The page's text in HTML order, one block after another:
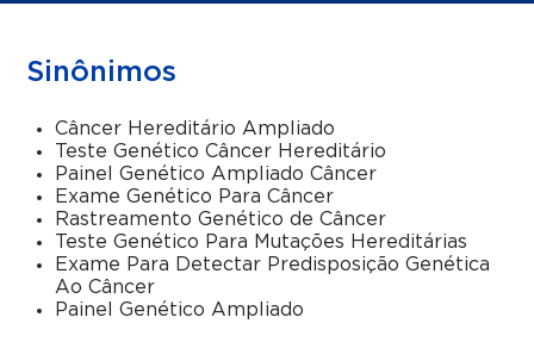
Sinônimos
Câncer Hereditário Ampliado
Teste Genético Câncer Hereditário
Painel Genético Ampliado Câncer
Exame Genético Para Câncer
Rastreamento Genético de Câncer
Teste Genético Para Mutações Hereditárias
Exame Para Detectar Predisposição Genética
Ao Câncer
Painel Genético Ampliado